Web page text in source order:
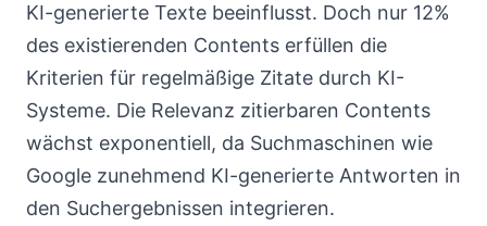
KI-generierte Texte beeinflusst. Doch nur 12%
des existierenden Contents erfüllen die
Kriterien für regelmäßige Zitate durch KI-
Systeme. Die Relevanz zitierbaren Contents
wächst exponentiell, da Suchmaschinen wie
Google zunehmend KI-generierte Antworten in
den Suchergebnissen integrieren.